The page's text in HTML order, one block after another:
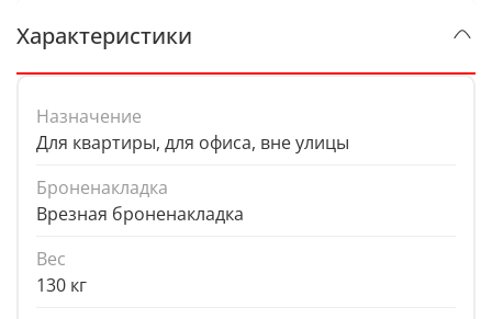
Характеристики
Назначение
Для квартиры, для офиса, вне улицы
Броненакладка
Врезная броненакладка
Вес
130 кг